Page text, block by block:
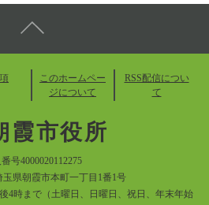
このホームペー
ジについて
RSS配信につい
て
霞市役所
号4000020112275
県朝霞市本町一丁目1番1号
4時まで（土曜日、日曜日、祝日、年末年始